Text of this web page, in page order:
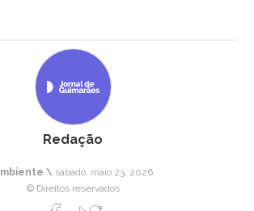
Redação
\ sábado, maio 23, 2026
© Direitos reservados